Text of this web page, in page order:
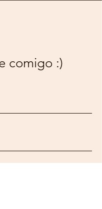
comigo :)